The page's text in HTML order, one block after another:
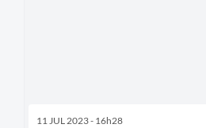
11 JUL 2023 - 16h28